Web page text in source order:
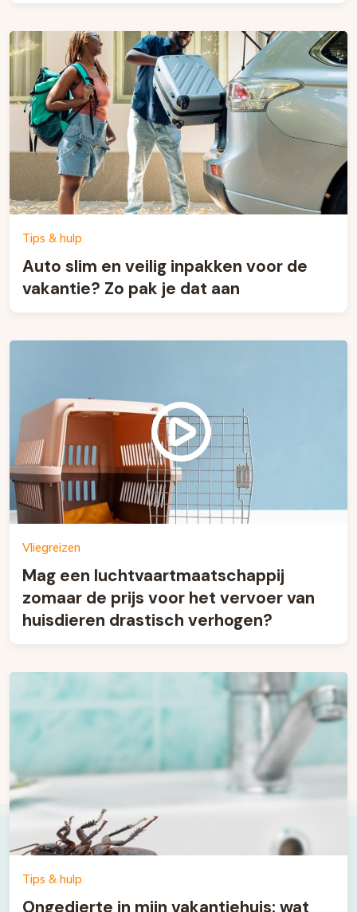
Tips & hulp
Auto slim en veilig inpakken voor de
vakantie? Zo pak je dat aan
Vliegreizen
Mag een luchtvaartmaatschappij
zomaar de prijs voor het vervoer van
huisdieren drastisch verhogen?
Tips & hulp
Ongedierte in mijn vakantiehuis: wat